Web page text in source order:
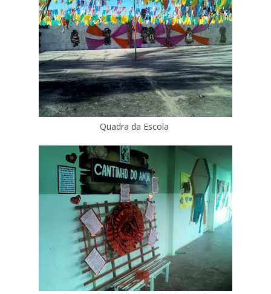
Quadra da Escola